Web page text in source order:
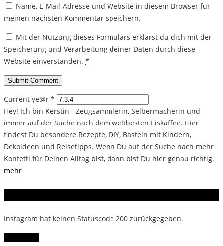
Name, E-Mail-Adresse und Website in diesem Browser für
meinen nächsten Kommentar speichern.
Mit der Nutzung dieses Formulars erklärst du dich mit der
Speicherung und Verarbeitung deiner Daten durch diese
Website einverstanden. *
Current ye@r *
Hey! Ich bin Kerstin - Zeugsammlerin, Selbermacherin und
immer auf der Suche nach dem weltbesten Eiskaffee. Hier
findest Du besondere Rezepte, DIY, Basteln mit Kindern,
Dekoideen und Reisetipps. Wenn Du auf der Suche nach mehr
Konfetti für Deinen Alltag bist, dann bist Du hier genau richtig.
mehr
Instagram hat keinen Statuscode 200 zurückgegeben.